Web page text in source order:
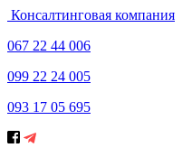
Консалтинговая компания
067 22 44 006
099 22 24 005
093 17 05 695